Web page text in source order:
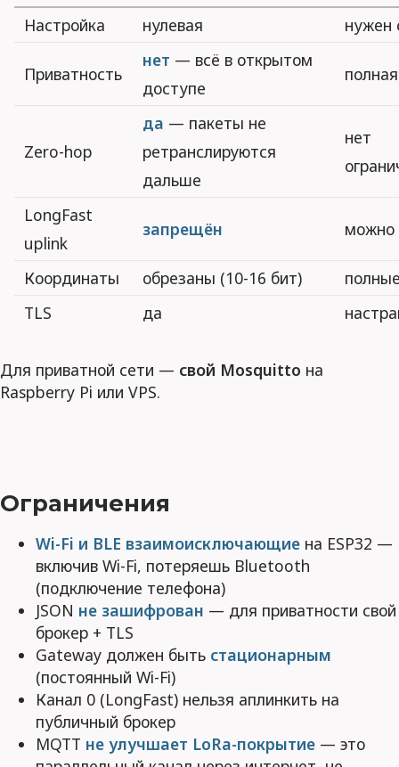
Настройка нулевая нужен
Приватность
нет — всё в открытом
доступе
полная
Zero-hop
да — пакеты не
ретранслируются
дальше
нет
LongFast
uplink
запрещён можно
Координаты обрезаны (10-16 бит)
TLS
да
Для приватной сети — свой Mosquitto на
Raspberry Pi или VPS.
Ограничения
Wi-Fi и BLE взаимоисключающие на ESP32 —
включив Wi-Fi, потеряешь Bluetooth
(подключение телефона)
JSON не зашифрован — для приватности свой
брокер + TLS
Gateway должен быть стационарным
(постоянный Wi-Fi)
Канал 0 (LongFast) нельзя аплинкить на
публичный брокер
MQTT не улучшает LoRa-покрытие — это